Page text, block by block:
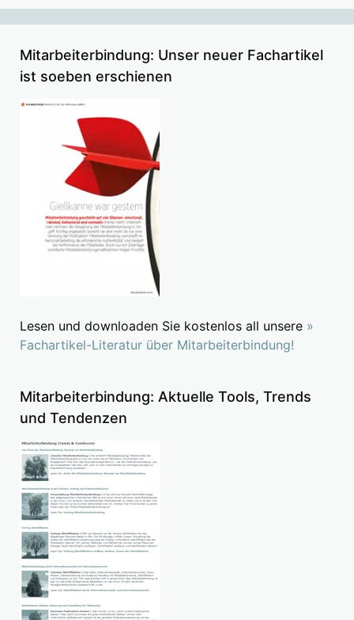
Mitarbeiterbindung: Unser neuer Fachartikel
ist soeben erschienen
Lesen und downloaden Sie kostenlos all unsere »
Fachartikel-Literatur über Mitarbeiterbindung!
Mitarbeiterbindung: Aktuelle Tools, Trends
und Tendenzen